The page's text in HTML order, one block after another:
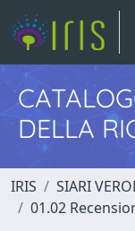
DELLA
IRIS SIARI
01.02